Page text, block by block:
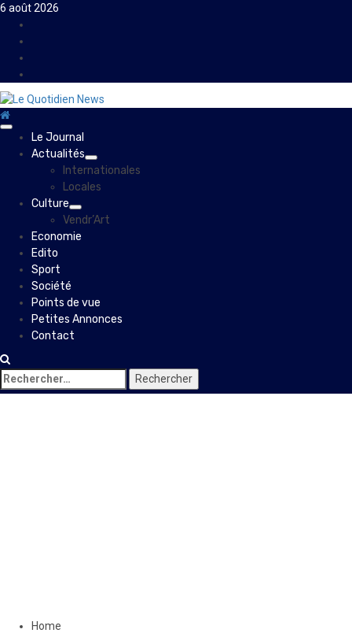
Skip
content
6 août 2026
Primary
Menu
Le Journal
Actualités
Internationales
Locales
Culture
Vendr’Art
Economie
Edito
Sport
Société
Points de vue
Petites Annonces
Contact
Rechercher :
Home